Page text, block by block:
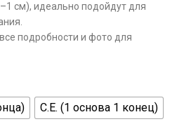
см), идеально подойдут для
подробности и фото для
С.Е. (1 основа 1 конец)